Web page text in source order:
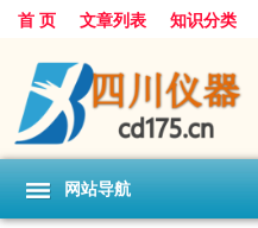
首 页 文章列表 知识分类
网站导航